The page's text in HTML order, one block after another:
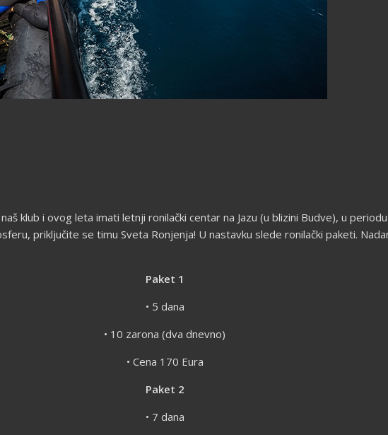
klub i ovog leta imati letnji ronilački centar na Jazu (u blizini Budve), u
priključite se timu Sveta Ronjenja! U nastavku slede ronilački paketi.
Paket 1
• 5 dana
• 10 zarona (dva dnevno)
• Cena 170 Eura
Paket 2
• 7 dana